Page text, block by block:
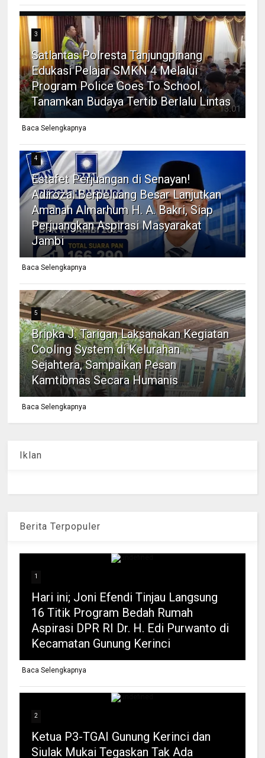
3
Satlantas Polresta Tanjungpinang
Edukasi Pelajar SMKN 4 Melalui
Program Police Goes To School,
Tanamkan Budaya Tertib Berlalu Lintas
Baca Selengkapnya
4
Estafet Perjuangan di Senayan!
Adirozal Berpeluang Besar Lanjutkan
Amanah Almarhum H. A. Bakri, Siap
Perjuangkan Aspirasi Masyarakat
Jambi
Baca Selengkapnya
5
Bripka J. Tarigan Laksanakan Kegiatan
Cooling System di Kelurahan
Sejahtera, Sampaikan Pesan
Kamtibmas Secara Humanis
Baca Selengkapnya
Iklan
Berita Terpopuler
1
Hari ini; Joni Efendi Tinjau Langsung
16 Titik Program Bedah Rumah
Aspirasi DPR RI Dr. H. Edi Purwanto di
Kecamatan Gunung Kerinci
Baca Selengkapnya
2
Ketua P3-TGAI Gunung Kerinci dan
Siulak Mukai Tegaskan Tak Ada